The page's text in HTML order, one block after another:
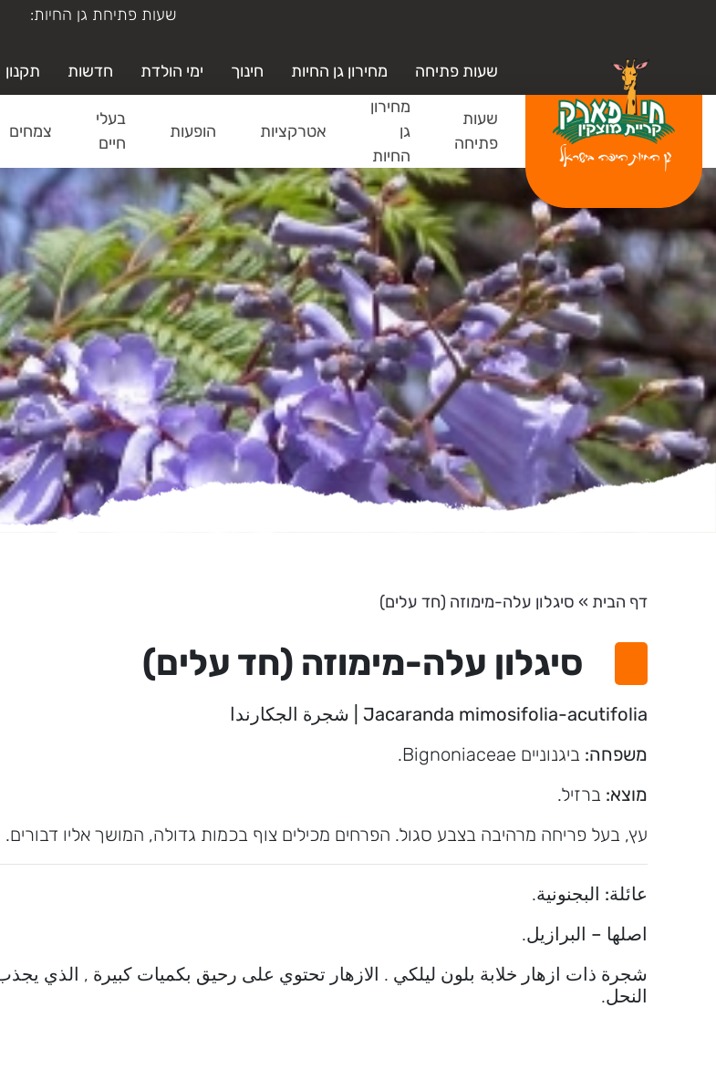
ימי א'-ה' משעה 19:00-9:00
שעות פתיחה מחירון גן החיות חינוך ימי הולדת חדשות תקנון
שעות
פתיחה
מחירון
גן
החיות
אטרקציות הופעות
בעלי
חיים
צמחים
דף הבית » סיגלון עלה-מימוזה (חד עלים)
סיגלון עלה-מימוזה (חד עלים)
Jacaranda mimosifolia-acutifolia | شجرة الجكارندا
משפחה: ביגנוניים Bignoniaceae.
מוצא: ברזיל.
עץ, בעל פריחה מרהיבה בצבע סגול. הפרחים מכילים צוף בכמות גדולה, המושך אליו דבורים.
عائلة: البجنونية.
اصلها – البرازيل.
شجرة ذات ازهار خلابة بلون ليلكي . الازهار تحتوي على رحيق بكميات كبيرة , الذي يجذب
النحل.